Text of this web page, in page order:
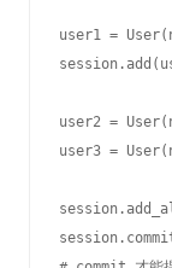
user1 =
user2 =
user3 =